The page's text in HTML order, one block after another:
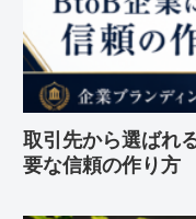
取引先から選ばれ
要な信頼の作り方